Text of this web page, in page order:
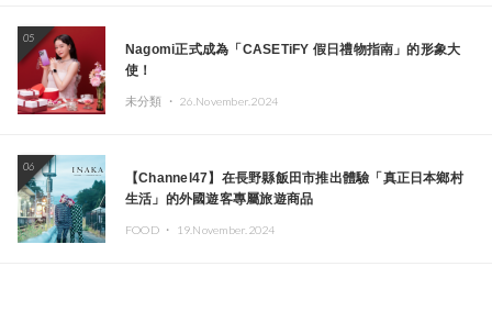
05
Nagomi正式成為「CASETiFY 假日禮物指南」的形象大
使！
未分類 ・ 26.November.2024
06
【Channel47】在長野縣飯田市推出體驗「真正日本鄉村
生活」的外國遊客專屬旅遊商品
FOOD ・ 19.November.2024